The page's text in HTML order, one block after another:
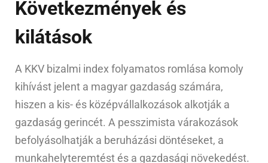
Következmények és
kilátások
A KKV bizalmi index folyamatos romlása komoly
kihívást jelent a magyar gazdaság számára,
hiszen a kis- és középvállalkozások alkotják a
gazdaság gerincét. A pesszimista várakozások
befolyásolhatják a beruházási döntéseket, a
munkahelyteremtést és a gazdasági növekedést.